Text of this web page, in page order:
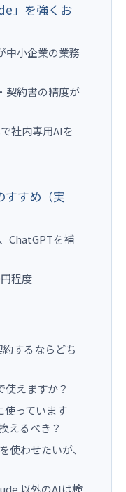
」を強くお
小企業の業務
約書の精度が
社内専用AIを
すすめ（実
ChatGPTを補
程度
するならどち
使えますか？
使っています
えるべき？
使わせたいが、
以外のAIは検